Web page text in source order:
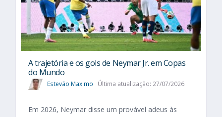
A trajetória e os gols de Neymar Jr. em Copas
do Mundo
Estevão Maximo Última atualização: 27/07/2026
Em 2026, Neymar disse um provável adeus às